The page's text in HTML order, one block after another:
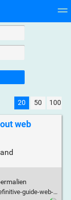
20 50 100
web
guide-web-hosting/